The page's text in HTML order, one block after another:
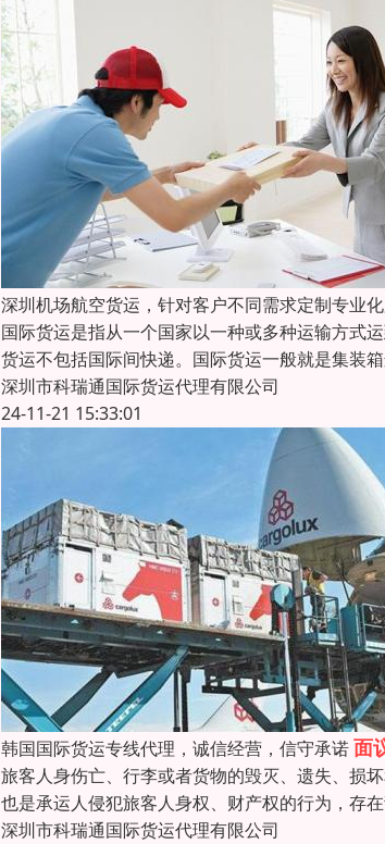
深圳机场航空货运，针对客户不同需求定制专业
国际货运是指从一个国家以一种或多种运输方式
货运不包括国际间快递。国际货运一般就是集装
深圳市科瑞通国际货运代理有限公司
24-11-21 15:33:01
韩国国际货运专线代理，诚信经营，信守承诺面
旅客人身伤亡、行李或者货物的毁灭、遗失、损
也是承运人侵犯旅客人身权、财产权的行为，存
深圳市科瑞通国际货运代理有限公司